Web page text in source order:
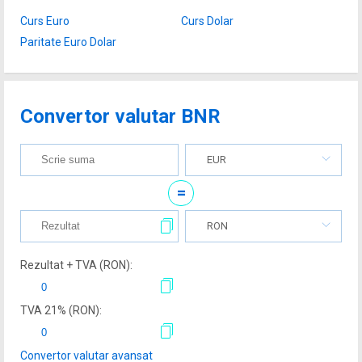
Curs Euro
Curs Dolar
Paritate Euro Dolar
Convertor valutar BNR
EUR
=
RON
Rezultat + TVA (RON):
TVA 21% (RON):
Convertor valutar avansat